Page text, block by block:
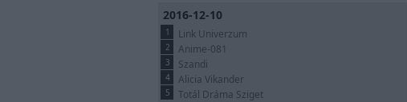
2016-12-10
1 Link Univerzum
2 Anime-081
3 Szandi
4 Alicia Vikander
5 Totál Dráma Sziget